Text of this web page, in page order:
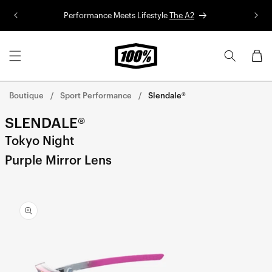
Performance Meets Lifestyle The A2
Panier
Boutique Sport Performance Slendale®
SLENDALE®
Tokyo Night
Purple Mirror Lens
informations
sur le